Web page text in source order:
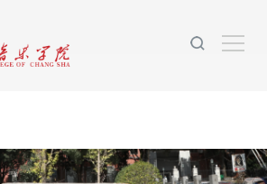
2026)-官方网站